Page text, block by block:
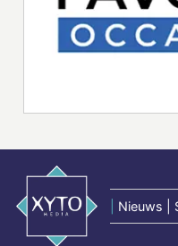
Nieuws |